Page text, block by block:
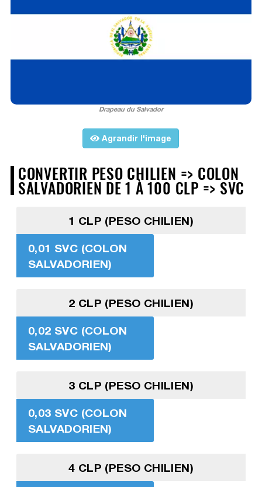
Drapeau du Salvador
Agrandir l'image
CONVERTIR PESO CHILIEN => COLON
SALVADORIEN DE 1 À 100 CLP => SVC
1 CLP (PESO CHILIEN)
0,01 SVC (COLON
SALVADORIEN)
2 CLP (PESO CHILIEN)
0,02 SVC (COLON
SALVADORIEN)
3 CLP (PESO CHILIEN)
0,03 SVC (COLON
SALVADORIEN)
4 CLP (PESO CHILIEN)